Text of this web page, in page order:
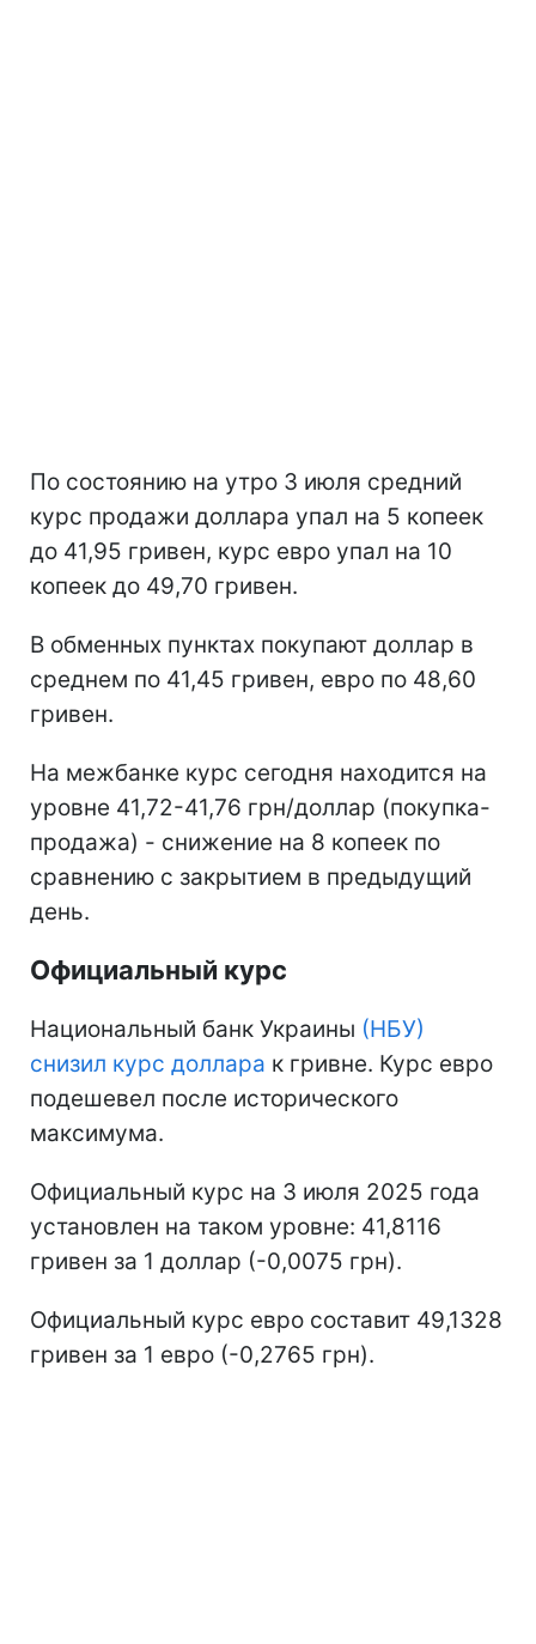
По состоянию на утро 3 июля средний
курс продажи доллара упал на 5 копеек
до 41,95 гривен, курс евро упал на 10
копеек до 49,70 гривен.
В обменных пунктах покупают доллар в
среднем по 41,45 гривен, евро по 48,60
гривен.
На межбанке курс сегодня находится на
уровне 41,72-41,76 грн/доллар (покупка-
продажа) - снижение на 8 копеек по
сравнению с закрытием в предыдущий
день.
Официальный курс
Национальный банк Украины (НБУ)
снизил курс доллара к гривне. Курс евро
подешевел после исторического
максимума.
Официальный курс на 3 июля 2025 года
установлен на таком уровне: 41,8116
гривен за 1 доллар (-0,0075 грн).
Официальный курс евро составит 49,1328
гривен за 1 евро (-0,2765 грн).